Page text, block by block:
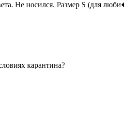
Не носился. Размер S (для